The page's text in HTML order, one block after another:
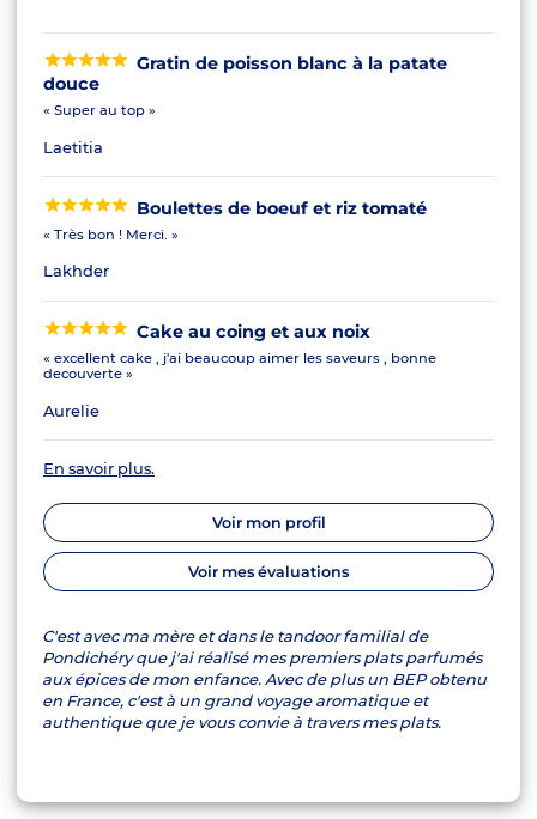
Gratin de poisson blanc à la patate
douce
« Super au top »
Laetitia
Boulettes de boeuf et riz tomaté
« Très bon ! Merci. »
Lakhder
Cake au coing et aux noix
« excellent cake , j'ai beaucoup aimer les saveurs , bonne
decouverte »
Aurelie
En savoir plus.
Voir mon profil
Voir mes évaluations
C'est avec ma mère et dans le tandoor familial de
Pondichéry que j'ai réalisé mes premiers plats parfumés
aux épices de mon enfance. Avec de plus un BEP obtenu
en France, c'est à un grand voyage aromatique et
authentique que je vous convie à travers mes plats.